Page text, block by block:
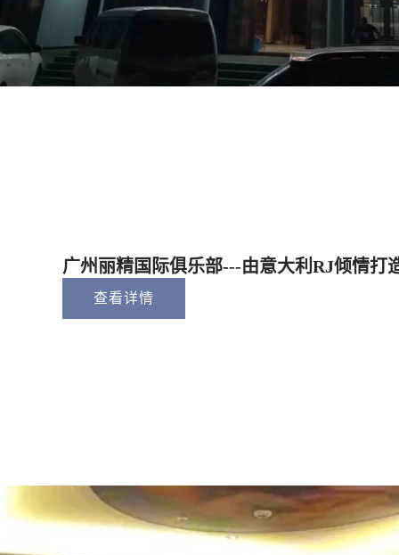
广州丽精国际俱乐部---由意大利RJ倾情打
查看详情